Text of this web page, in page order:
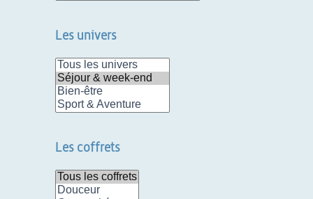
Les univers
Les coffrets